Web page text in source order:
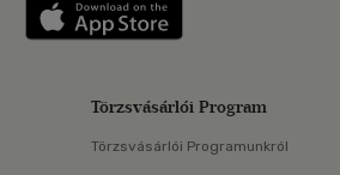
Libri applikáció Szerezd meg: Google
Törzsvásárlói Program
Törzsvásárlói Programunkról